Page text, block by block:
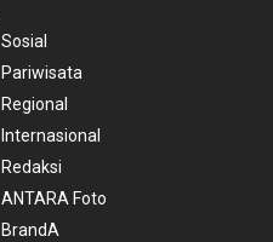
Sosial
Pariwisata
Regional
Internasional
Redaksi
ANTARA Foto
BrandA